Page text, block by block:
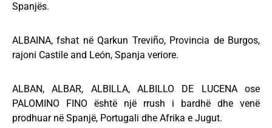
Spanjës.
ALBAINA, fshat në Qarkun Treviño, Provincia de Burgos,
rajoni Castile and León, Spanja veriore.
ALBAN, ALBAR, ALBILLA, ALBILLO DE LUCENA ose
PALOMINO FINO është një rrush i bardhë dhe venë
prodhuar në Spanjë, Portugali dhe Afrika e Jugut.